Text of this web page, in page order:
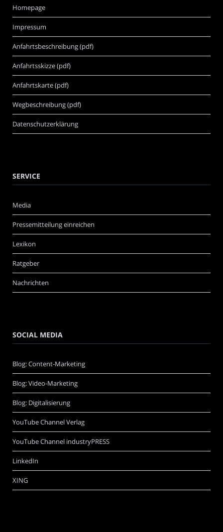
Homepage
Impressum
Anfahrtsbeschreibung (pdf)
Anfahrtsskizze (pdf)
Anfahrtskarte (pdf)
Wegbeschreibung (pdf)
Datenschutzerklärung
SERVICE
Media
Pressemitteilung einreichen
Lexikon
Ratgeber
Nachrichten
SOCIAL MEDIA
Blog: Content-Marketing
Blog: Video-Marketing
Blog: Digitalisierung
YouTube Channel Verlag
YouTube Channel industryPRESS
LinkedIn
XING